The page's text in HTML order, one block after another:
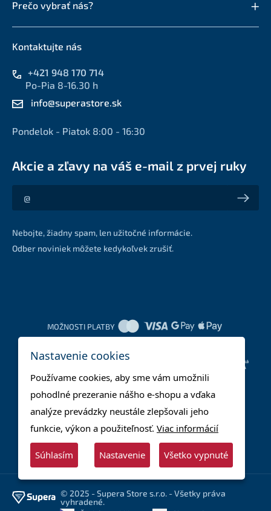
Prečo vybrať nás?
Kontaktujte nás
+421 948 170 714
Po-Pia 8-16.30 h
info@superastore.sk
Pondelok - Piatok 8:00 - 16:30
Akcie a zľavy na váš e-mail z prvej ruky
Akcie a zľavy na váš e-mail z prvej ruky
Nebojte, žiadny spam, len užitočné informácie.
Odber noviniek môžete kedykoľvek zrušiť.
MOŽNOSTI PLATBY
© 2025 - Supera Store s.r.o. - Všetky práva
vyhradené.
Nastavenie cookies
Používame cookies, aby sme vám umožnili
pohodlné prezeranie nášho e-shopu a vďaka
analýze prevádzky neustále zlepšovali jeho
funkcie, výkon a použiteľnosť. Viac informácií
Súhlasím Nastavenie Všetko vypnuté